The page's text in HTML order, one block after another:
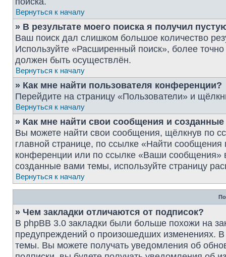
Вернуться к началу
» В результате моего поиска я получил
Ваш поиск дал слишком большое количество
Используйте «Расширенный поиск», более
должен быть осуществлён.
Вернуться к началу
» Как мне найти пользователя конференции?
Перейдите на страницу «Пользователи» и
Вернуться к началу
» Как мне найти свои сообщения и
Вы можете найти свои сообщения, щёлкнув по
главной странице, по ссылке «Найти
конференции или по ссылке «Ваши
созданные вами темы, используйте страницу
Вернуться к началу
» Чем закладки отличаются от подписок?
В phpBB 3.0 закладки были больше похожи на
предупреждений о произошедших изменениях.
темы. Вы можете получать уведомления об